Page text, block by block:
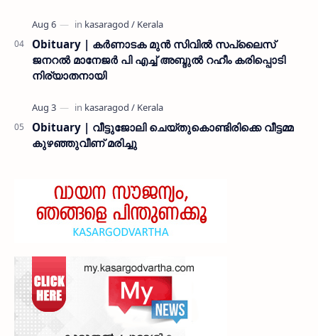
Obituary | കർണാടക മുൻ സിവില്‍ സപ്ലൈസ്
ജനറൽ മാനേജർ പി എച്ച് അബ്ദുൽ റഹീം കരിപ്പൊടി
നിര്യാതനായി
Obituary | വീട്ടുജോലി ചെയ്തുകൊണ്ടിരിക്കെ വീട്ടമ്മ
കുഴഞ്ഞുവീണ് മരിച്ചു